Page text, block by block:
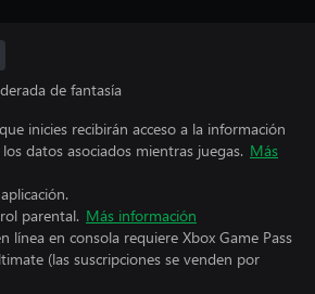
de fantasía
inicies recibirán acceso a la información
datos asociados mientras juegas. Más
parental. Más información
línea en consola requiere Xbox Game Pass
(las suscripciones se venden por